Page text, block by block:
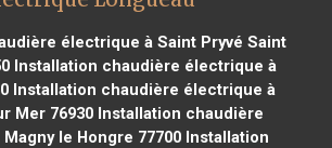
électrique à Saint Pryvé Saint
Installation chaudière électrique à
Installation chaudière électrique à
Mer 76930Installation chaudière
le Hongre 77700 Installation